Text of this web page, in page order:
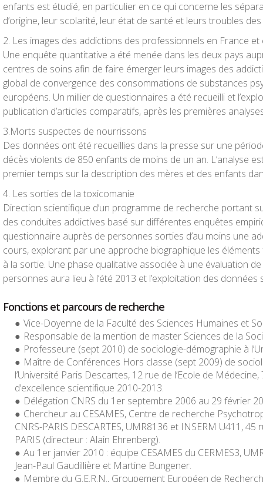
enfants est étudié, en particulier en ce qui concerne les
d’origine, leur scolarité, leur état de santé et leurs troubles
2. Les images des addictions des professionnels en France et
Une enquête quantitative a été menée dans les deux pays
centres de soins afin de faire émerger leurs images des
global de convergence des consommations de substances
européens. Un millier de questionnaires a été recueilli et
publication d’articles comparatifs, après les premières
3.Morts suspectes de nourrissons
Des données ont été recueillies dans la presse sur une
décès violents de 850 enfants de moins de un an. L’analyse
premier temps sur la description des mères et des enfants
4. Les sorties de la toxicomanie
Direction scientifique d’un programme de recherche portant
des conduites addictives basé sur différentes enquêtes
questionnaire auprès de personnes sorties d’au moins une
cours, explorant par une approche biographique les
à la sortie. Une phase qualitative associée à une évaluation
personnes aura lieu à l’été 2013 et l’exploitation des
Fonctions et parcours de recherche
Vice-Doyenne de la Faculté des Sciences Humaines et
Responsable de la mention de master Sciences de la
Professeure (sept 2010) de sociologie-démographie à
Maître de Conférences Hors classe (sept 2009) de
l’Université Paris Descartes, 12 rue de l’Ecole de
d’excellence scientifique 2010-2013.
Délégation CNRS du 1er septembre 2006 au 29 février
Chercheur au CESAMES, Centre de recherche
CNRS-PARIS DESCARTES, UMR8136 et INSERM U411,
PARIS (directeur : Alain Ehrenberg).
Au 1er janvier 2010 : équipe CESAMES du CERMES3,
Jean-Paul Gaudillière et Martine Bungener.
Membre du G.E.R.N., Groupement Européen de